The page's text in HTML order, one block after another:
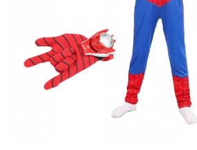
Seturi de cutite & accesorii
vanatoare si tactice
BINOCLURI & LUNETE
Prastii profesionale de vanatoare